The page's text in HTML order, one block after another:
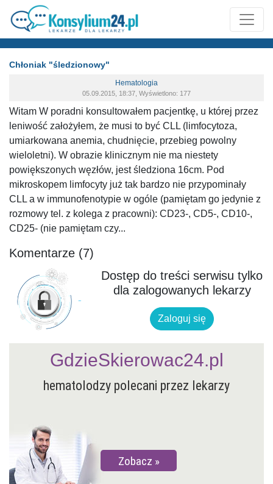
Chłoniak "śledzionowy"
Hematologia
05.09.2015, 18:37, Wyświetlono: 177
Witam W poradni konsultowałem pacjentkę, u której przez
leniwość założyłem, że musi to być CLL (limfocytoza,
umiarkowana anemia, chudnięcie, przebieg powolny
wieloletni). W obrazie klinicznym nie ma niestety
powiększonych węzłów, jest śledziona 16cm. Pod
mikroskopem limfocyty już tak bardzo nie przypominały
CLL a w immunofenotypie w ogóle (pamiętam go jedynie z
rozmowy tel. z kolega z pracowni): CD23-, CD5-, CD10-,
CD25- (nie pamiętam czy...
Komentarze (7)
Dostęp do treści serwisu tylko
dla zalogowanych lekarzy
Zaloguj się
hematolodzy polecani przez lekarzy
Zobacz
GdzieSkierowac24.pl